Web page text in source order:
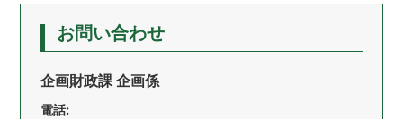
お問い合わせ
企画財政課 企画係
電話: